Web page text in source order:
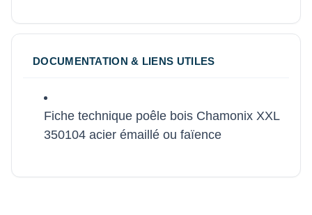
DOCUMENTATION & LIENS UTILES
Fiche technique poêle bois Chamonix XXL
350104 acier émaillé ou faïence